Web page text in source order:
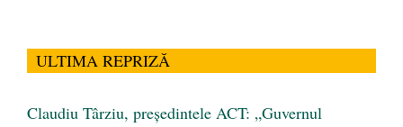
ULTIMA REPRIZĂ
Claudiu Târziu, președintele ACT: „Guvernul